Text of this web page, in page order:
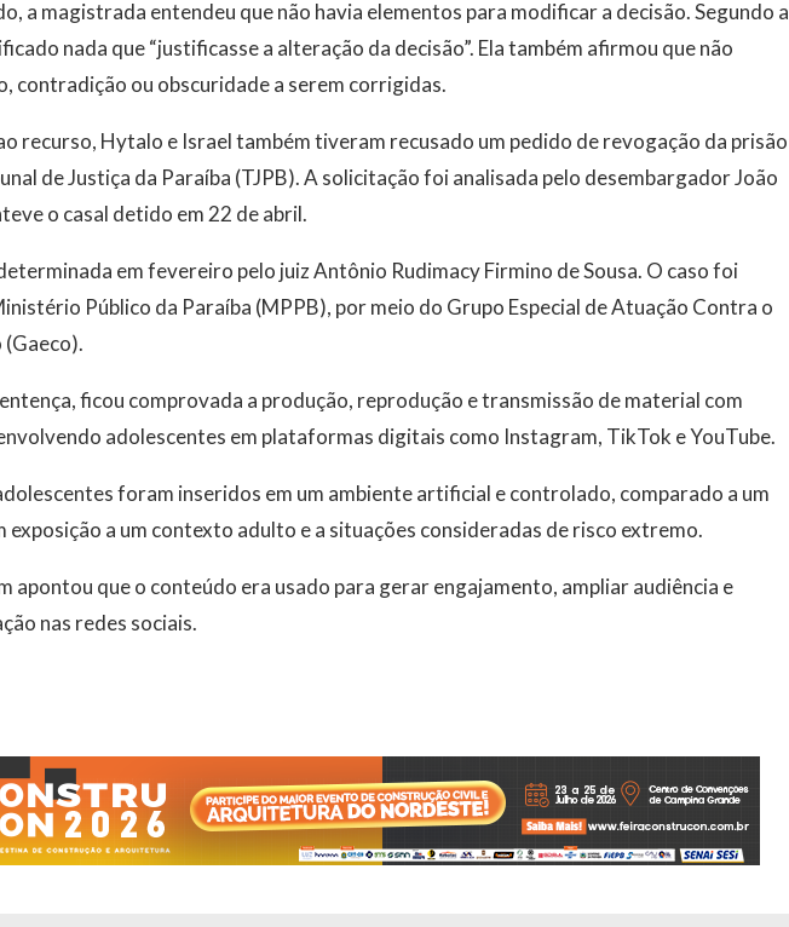
a magistrada entendeu que não havia elementos para modificar a decisão. Segundo a
nada que “justificasse a alteração da decisão”. Ela também afirmou que não
contradição ou obscuridade a serem corrigidas.
recurso, Hytalo e Israel também tiveram recusado um pedido de revogação da prisão
de Justiça da Paraíba (TJPB). A solicitação foi analisada pelo desembargador João
o casal detido em 22 de abril.
em fevereiro pelo juiz Antônio Rudimacy Firmino de Sousa. O caso foi
Público da Paraíba (MPPB), por meio do Grupo Especial de Atuação Contra o
ficou comprovada a produção, reprodução e transmissão de material com
adolescentes em plataformas digitais como Instagram, TikTok e YouTube.
foram inseridos em um ambiente artificial e controlado, comparado a um
exposição a um contexto adulto e a situações consideradas de risco extremo.
apontou que o conteúdo era usado para gerar engajamento, ampliar audiência e
nas redes sociais.